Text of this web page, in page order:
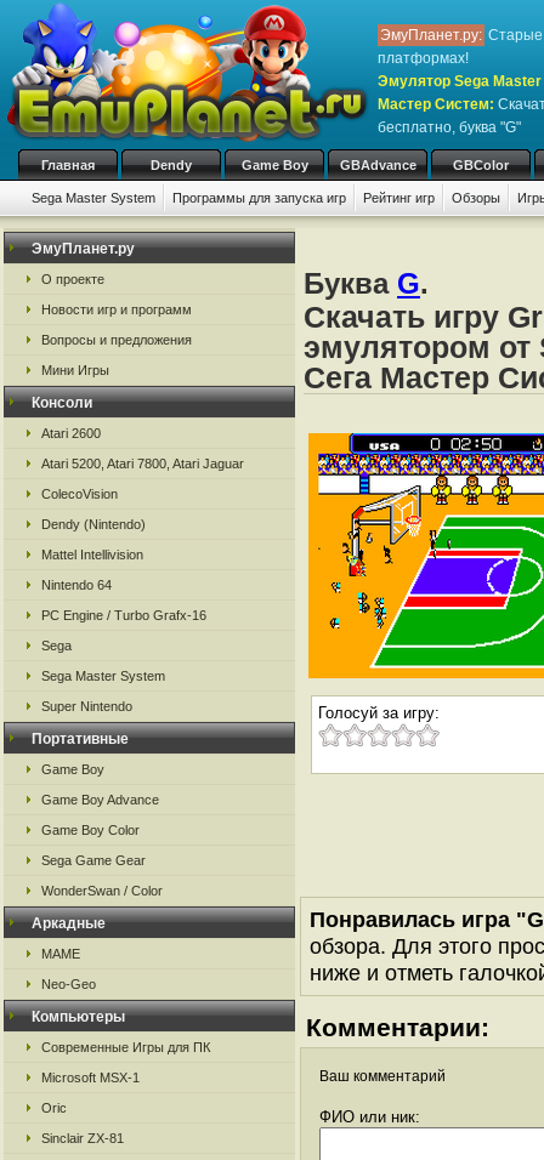
ЭмуПланет.ру: Старые
платформах!
Эмулятор Sega Master
Мастер Систем:
бесплатно, буква "G"
Главная Dendy Game Boy GBAdvance GBColor
Sega Master System Программы для запуска игр Рейтинг игр Обзоры
ЭмуПланет.ру
О проекте
Новости игр и программ
Вопросы и предложения
Мини Игры
Консоли
Atari 2600
Atari 5200, Atari 7800, Atari Jaguar
ColecoVision
Dendy (Nintendo)
Mattel Intellivision
Nintendo 64
PC Engine / Turbo Grafx-16
Sega
Sega Master System
Super Nintendo
Портативные
Game Boy
Game Boy Advance
Game Boy Color
Sega Game Gear
WonderSwan / Color
Аркадные
MAME
Neo-Geo
Компьютеры
Современные Игры для ПК
Microsoft MSX-1
Oric
Sinclair ZX-81
Буква G.
Скачать игру
эмулятором от
Сега Мастер
Голосуй за игру:
Понравилась игра
обзора. Для этого
ниже и отметь
Комментарии:
Ваш комментарий
ФИО или ник: